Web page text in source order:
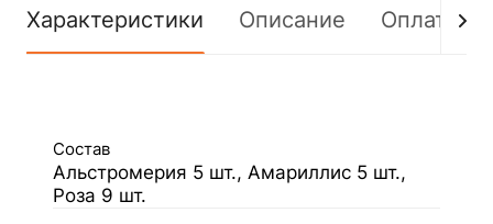
Характеристики Описание Оплата
Состав
Альстромерия 5 шт., Амариллис 5 шт.,
Роза 9 шт.